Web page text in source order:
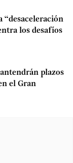
los desafíos
plazos
el Gran